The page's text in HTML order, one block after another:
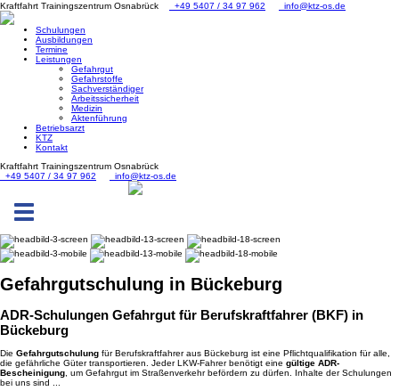
Kraftfahrt Trainingszentrum Osnabrück +49 5407 / 34 97 962 info@ktz-os.de
Schulungen
Ausbildungen
Termine
Leistungen
Gefahrgut
Gefahrstoffe
Sachverständiger
Arbeitssicherheit
Medizin
Aktenführung
Betriebsarzt
KTZ
Kontakt
Kraftfahrt Trainingszentrum Osnabrück
+49 5407 / 34 97 962
info@ktz-os.de
Toggle
navigation
Gefahrgutschulung in Bückeburg
ADR-Schulungen Gefahrgut für Berufskraftfahrer (BKF) in
Bückeburg
Die Gefahrgutschulung für Berufskraftfahrer aus Bückeburg ist eine Pflichtqualifikation für alle,
die gefährliche Güter transportieren. Jeder LKW-Fahrer benötigt eine gültige ADR-
Bescheinigung, um Gefahrgut im Straßenverkehr befördern zu dürfen. Inhalte der Schulungen
bei uns sind ...